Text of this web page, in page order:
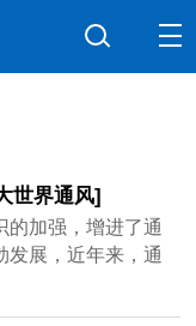
世界通风]
的加强，增进了通
发展，近年来，通